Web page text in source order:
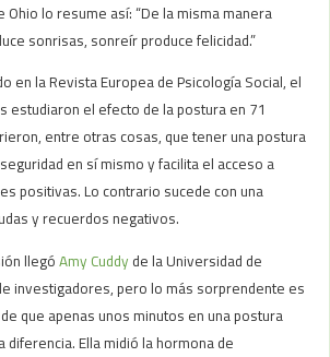
Ohio lo resume así: “De la misma manera
sonrisas, sonreír produce felicidad.”
en la Revista Europea de Psicología Social, el
estudiaron el efecto de la postura en 71
entre otras cosas, que tener una postura
en sí mismo y facilita el acceso a
positivas. Lo contrario sucede con una
y recuerdos negativos.
llegóAmy Cuddy de la Universidad de
investigadores, pero lo más sorprendente es
que apenas unos minutos en una postura
diferencia. Ella midió la hormona de